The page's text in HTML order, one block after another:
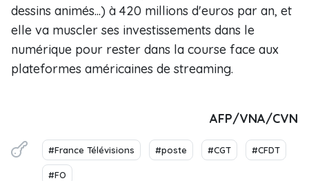
dessins animés...) à 420 millions d'euros par an, et
elle va muscler ses investissements dans le
numérique pour rester dans la course face aux
plateformes américaines de streaming.
AFP/VNA/CVN
#France Télévisions #poste #CGT #CFDT
#FO